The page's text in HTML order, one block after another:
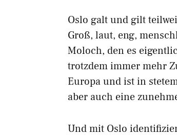
Oslo galt und gilt
Groß, laut, eng,
Moloch, den es
trotzdem immer mehr
Europa und ist in
aber auch eine
Und mit Oslo